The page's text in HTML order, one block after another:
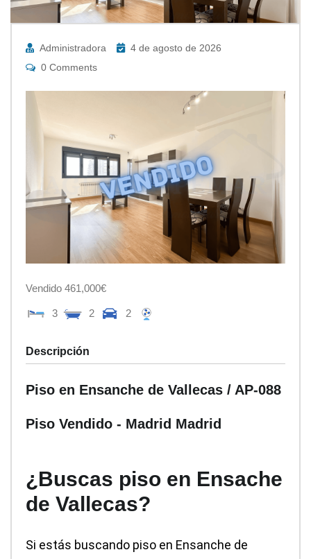
Administradora
4 de agosto de 2026
0 Comments
Vendido 461,000€
3 2 2
Descripción
Piso en Ensanche de Vallecas / AP-088
Piso Vendido - Madrid Madrid
¿Buscas piso en Ensache
de Vallecas?
Si estás buscando piso en Ensanche de